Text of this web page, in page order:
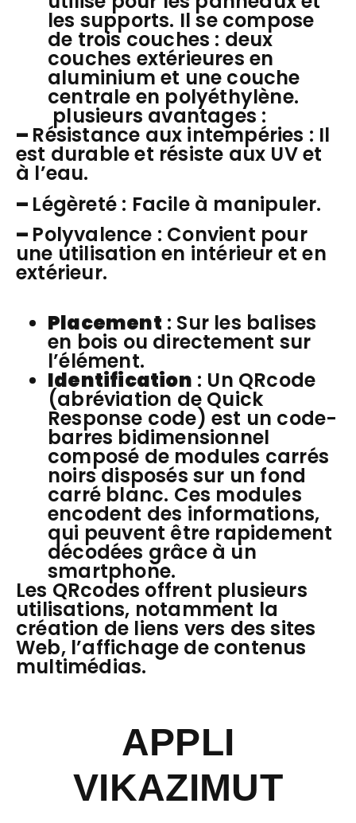
les supports. Il se compose
de trois couches : deux
couches extérieures en
aluminium et une couche
centrale en polyéthylène.
plusieurs avantages :
– Résistance aux intempéries : Il
est durable et résiste aux UV et
à l’eau.
– Légèreté : Facile à manipuler.
– Polyvalence : Convient pour
une utilisation en intérieur et en
extérieur.
Placement : Sur les balises
en bois ou directement sur
l’élément.
Identification : Un QRcode
(abréviation de Quick
Response code) est un code-
barres bidimensionnel
composé de modules carrés
noirs disposés sur un fond
carré blanc. Ces modules
encodent des informations,
qui peuvent être rapidement
décodées grâce à un
smartphone.
Les QRcodes offrent plusieurs
utilisations, notamment la
création de liens vers des sites
Web, l’affichage de contenus
multimédias.
APPLI
VIKAZIMUT